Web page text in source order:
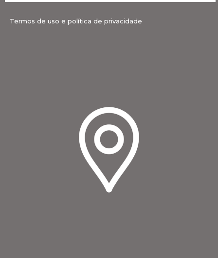
Termos de uso e política de privacidade